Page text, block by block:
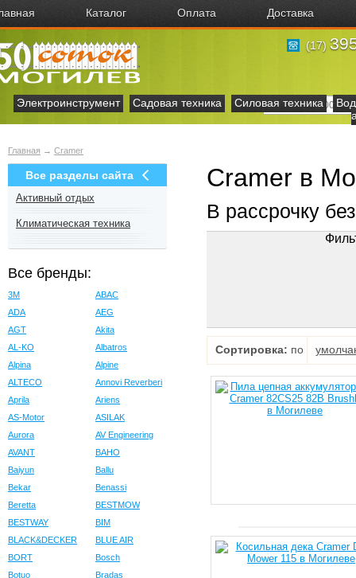
Каталог Оплата Доставка
(17)
Электроинструмент Садовая техника Силовая техника
Главная → Cramer
Все разделы сайта
Активный отдых
Климатическая техника
Все бренды:
3M
ABAC
ADA
AEG
AGT
Akita
AL-KO
Albatros
Alpina
Alpine
ALTECO
Annovi Reverberi
Aprila
Ariens
AS-Motor
ASILAK
Aurora
AV Engineering
AVANT
BAHO
Baiyun
Ballu
Bekar
Benassi
Beretta
BESTMOW
BESTWAY
BIM
BLACK&DECKER
BLUE AIR
BORT
Bosch
Botuo
Bradas
Cramer в
В рассрочку
Сортировка: по